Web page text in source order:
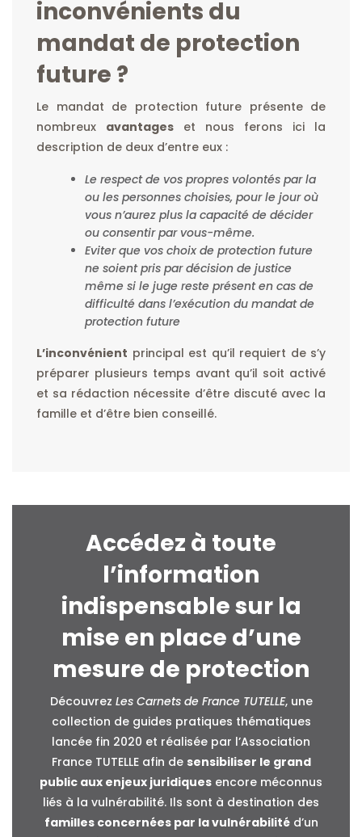
inconvénients du
mandat de protection
future ?
Le mandat de protection future présente de
nombreux avantages et nous ferons ici la
description de deux d’entre eux :
Le respect de vos propres volontés par la
ou les personnes choisies, pour le jour où
vous n’aurez plus la capacité de décider
ou consentir par vous-même.
Eviter que vos choix de protection future
ne soient pris par décision de justice
même si le juge reste présent en cas de
difficulté dans l’exécution du mandat de
protection future
L’inconvénient principal est qu’il requiert de s’y
préparer plusieurs temps avant qu’il soit activé
et sa rédaction nécessite d’être discuté avec la
famille et d’être bien conseillé.
Accédez à toute
l’information
indispensable sur la
mise en place d’une
mesure de protection
Découvrez Les Carnets de France TUTELLE, une
collection de guides pratiques thématiques
lancée fin 2020 et réalisée par l’Association
France TUTELLE afin de sensibiliser le grand
public aux enjeux juridiques encore méconnus
liés à la vulnérabilité. Ils sont à destination des
familles concernées par la vulnérabilitéd’un